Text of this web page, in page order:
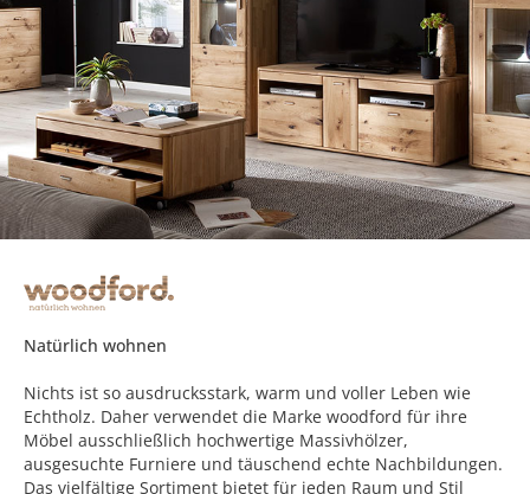
Natürlich wohnen
Nichts ist so ausdrucksstark, warm und voller Leben wie
Echtholz. Daher verwendet die Marke woodford für ihre
Möbel ausschließlich hochwertige Massivhölzer,
ausgesuchte Furniere und täuschend echte Nachbildungen.
Das vielfältige Sortiment bietet für jeden Raum und Stil